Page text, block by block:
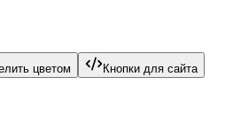
цветом Кнопки для сайта